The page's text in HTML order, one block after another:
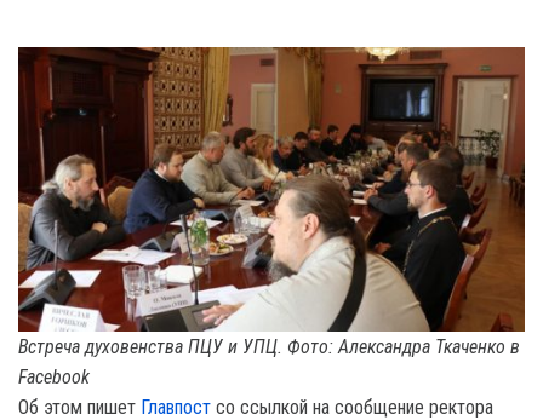
Встреча духовенства ПЦУ и УПЦ. Фото: Александра Ткаченко в
Facebook
Об этом пишет Главпост со ссылкой на сообщение ректора